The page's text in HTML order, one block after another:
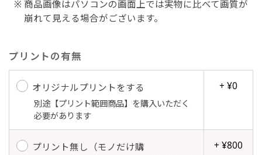
商品画像はパソコンの画面上では実物に比べて画質が
崩れて見える場合がございます。
プリントの有無
オリジナルプリントをする
別途【プリント範囲商品】を購入いただく
必要があります
+ ¥0
プリント無し（モノだけ購
+ ¥800
吊り下げ旗(30x42)
作成しパイプを入れてその間に紐を通します。壁
際の装飾などにとてもお役立ち！
吊り下げ旗(42x30)
作成しパイプを入れてその間に紐を通します。壁
際の装飾などにとてもお役立ち！